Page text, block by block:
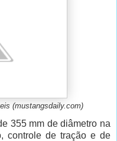
(mustangsdaily.com)
355 mm de diâmetro na
controle de tração e de